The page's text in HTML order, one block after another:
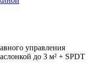
управления
до 3 м² + SPDT